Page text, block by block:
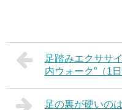
足踏みエクササ
内ウォーク”（1日
足の裏が硬いの